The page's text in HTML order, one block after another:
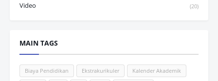
Video (20)
MAIN TAGS
Biaya Pendidikan Ekstrakurikuler Kalender Akademik